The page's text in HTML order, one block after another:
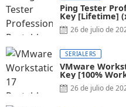
Ping Tester
Key [Lifetime]
26 de julio de
SERIALERS
VMware
Key [100%
26 de julio de